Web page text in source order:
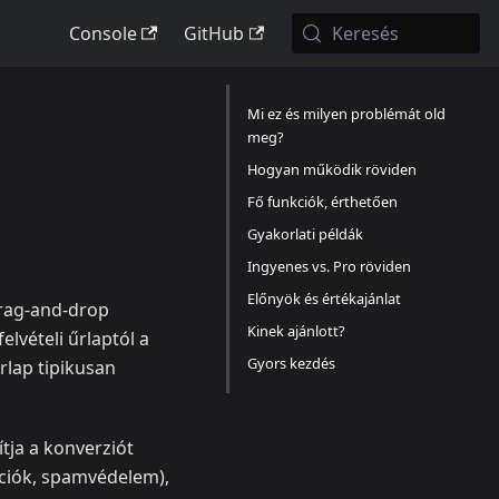
Console GitHub Keresés
and-drop
űrlaptól a
tipikusan
a konverziót
spamvédelem),
Mi ez és milyen problémát old
meg?
Hogyan működik röviden
Fő funkciók, érthetően
Gyakorlati példák
Ingyenes vs. Pro röviden
Előnyök és értékajánlat
Kinek ajánlott?
Gyors kezdés